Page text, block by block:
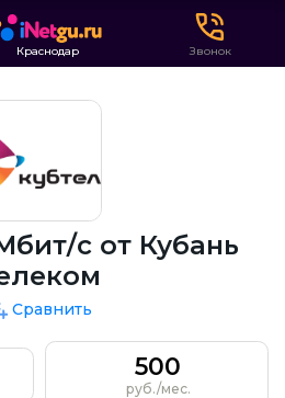
Краснодар Звонок
с от Кубань
Сравнить
500
руб./мес.